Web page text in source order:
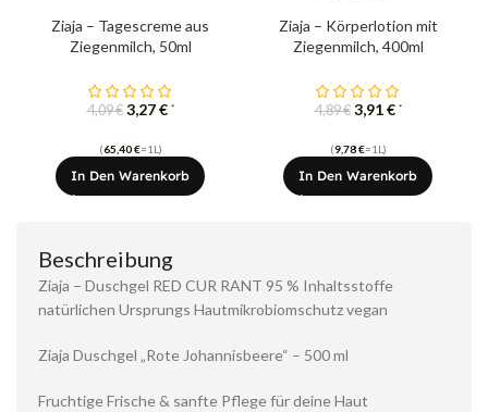
Ziaja – Tagescreme aus
Ziegenmilch, 50ml
4,09€ 3,27€ *
(65,40€=1L)
In Den Warenkorb
Ziaja – Körperlotion mit
Ziegenmilch, 400ml
4,89€ 3,91€ *
(9,78€=1L)
In Den Warenkorb
Beschreibung
Ziaja – Duschgel RED CUR RANT 95 % Inhaltsstoffe
natürlichen Ursprungs Hautmikrobiomschutz vegan
Ziaja Duschgel „Rote Johannisbeere“ – 500 ml
Fruchtige Frische & sanfte Pflege für deine Haut